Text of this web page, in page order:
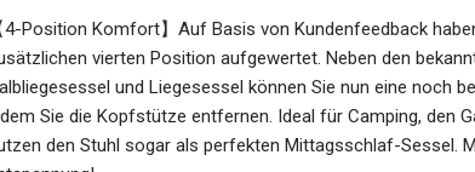
4-Position Komfort】Auf Basis von Kundenfeedback
vierten Position aufgewertet. Neben den
und Liegesessel können Sie nun eine noch
Sie die Kopfstütze entfernen. Ideal für Camping, den
den Stuhl sogar als perfekten Mittagsschlaf-Sessel.